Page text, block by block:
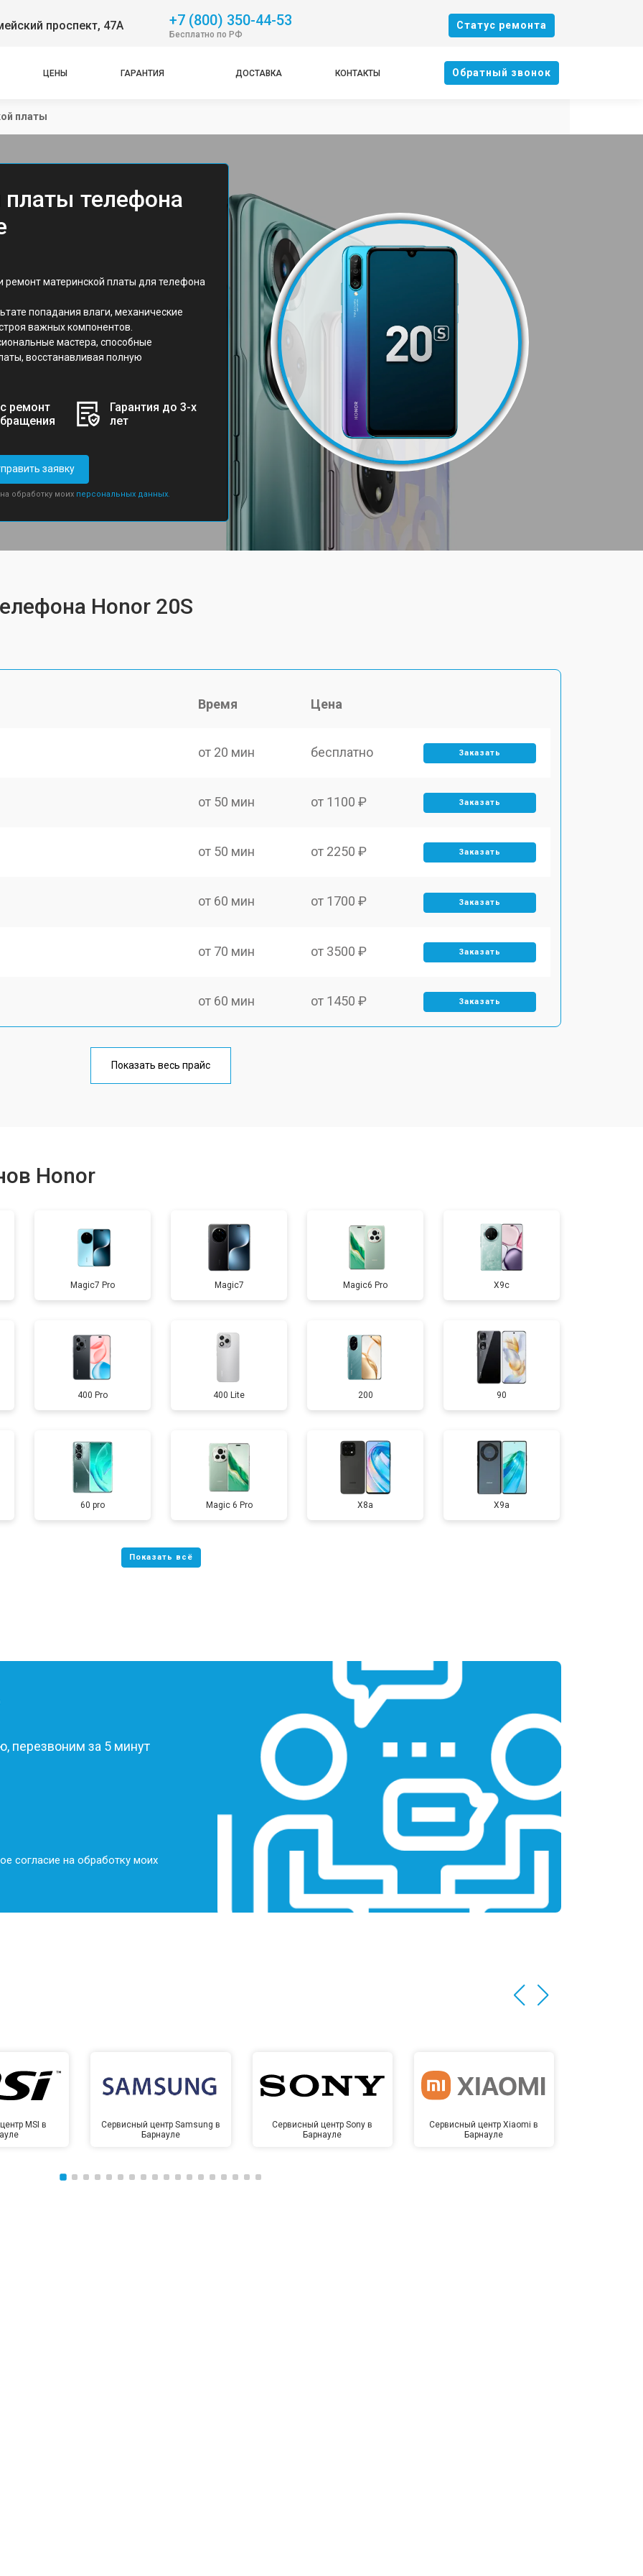
проспект, 47А +7 (800) 350-44-53
Бесплатно по РФ
Cтатус ремонта
ЦЕНЫ ГАРАНТИЯ ДОСТАВКА КОНТАКТЫ Oбратный звонок
платы
телефона
ремонт материнской платы для телефона
попадания влаги, механические
важных компонентов.
мастера, способные
восстанавливая полную
ремонт
Гарантия до 3-х
лет
заявку
обработку моих персональных данных.
Honor 20S
Время Цена
от 20 мин бесплатно Заказать
от 50 мин от 1100 ₽ Заказать
от 50 мин от 2250 ₽ Заказать
от 60 мин от 1700 ₽ Заказать
от 70 мин от 3500 ₽ Заказать
от 60 мин от 1450 ₽ Заказать
от 50 мин
от 80 мин от 2700 ₽ Заказать
от 40 мин от 950 ₽ Заказать
от 70 мин от 1750 ₽ Заказать
от 60 мин от 3200 ₽ Заказать
от 60 мин от 1400 ₽ Заказать
Показать весь прайс
Honor
Magic7 Pro Magic7 Magic6 Pro X9c
400 Pro 400 Lite 200 90
60 pro Magic 6 Pro X8a X9a
перезвоним за 5 минут
согласие на обработку моих
MSI в
Сервисный центр Samsung в
Барнауле
Сервисный центр Sony в
Барнауле
Сервисный центр Xiaomi в
Барнауле